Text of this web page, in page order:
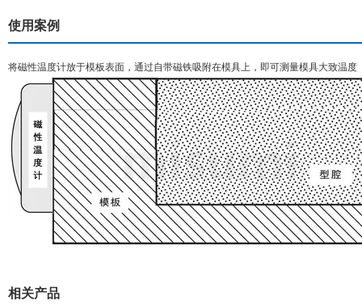
使用案例
将磁性温度计放于模板表面，通过自带磁铁吸附在模具上，即可测量模具大致温度
相关产品